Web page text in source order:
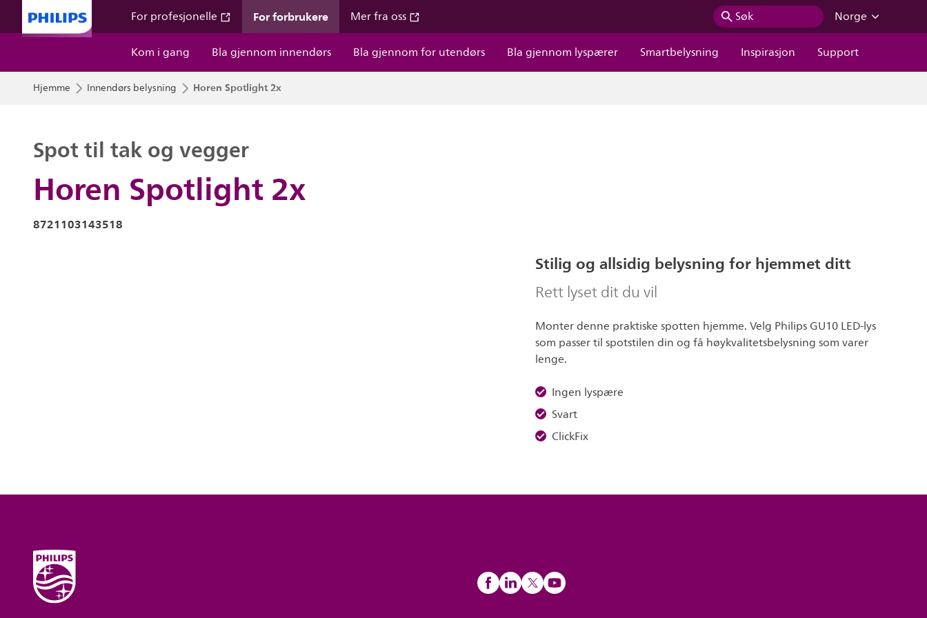
For profesjonelle For forbrukere Mer fra oss Søk
Norge
Kom i gang
Bla gjennom innendørs Bla gjennom for utendørs Bla gjennom lyspærer Smartbelysning Inspirasjon Support
Hjemme Innendørs belysning Horen Spotlight 2x
Horen Spotlight 2x
Spot til tak og vegger
8721103143518
Stilig og allsidig belysning for hjemmet ditt
Rett lyset dit du vil
Monter denne praktiske spotten hjemme. Velg Philips GU10 LED-lys
som passer til spotstilen din og få høykvalitetsbelysning som varer
lenge.
Ingen lyspære
Svart
ClickFix